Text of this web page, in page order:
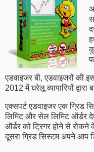
एडवाइजर बी, एडवाइजरों की
2012 में घरेलू व्यापारियों द्वारा
एक्सपर्ट एडवाइजर एक ग्रिड
लिमिट और सेल लिमिट ऑर्डर
ऑर्डर को ट्रिगर होने से रोकने
दूसरा ग्रिड सिस्टम अपने आप